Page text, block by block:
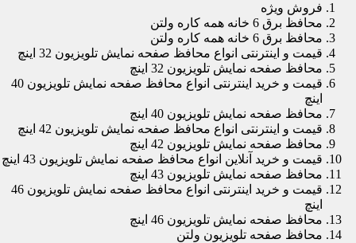
فروش ویژه
محافظ برق 6 خانه همه کاره ولتن
محافظ برق 6 خانه همه کاره ولتن
قیمت و اینترنتی انواع محافظ صفحه نمایش تلویزیون 32 اینچ
محافظ صفحه نمایش تلویزیون 32 اینچ
قیمت و خرید اینترنتی انواع محافظ صفحه نمایش تلویزیون 40
اینچ
محافظ صفحه نمایش تلویزیون 40 اینچ
قیمت و اینترنتی انواع محافظ صفحه نمایش تلویزیون 42 اینچ
محافظ صفحه نمایش تلویزیون 42 اینچ
قیمت و خرید آنلاین انواع محافظ صفحه نمایش تلویزیون 43 اینچ
محافظ صفحه نمایش تلویزیون 43 اینچ
قیمت و خرید اینترنتی انواع محافظ صفحه نمایش تلویزیون 46
اینچ
محافظ صفحه نمایش تلویزیون 46 اینچ
محافظ صفحه تلویزیون ولتن